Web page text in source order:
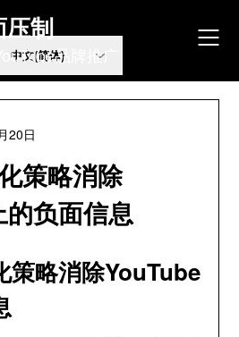
制
品牌推广
策略消除
负面信息
20日
策略消除YouTube